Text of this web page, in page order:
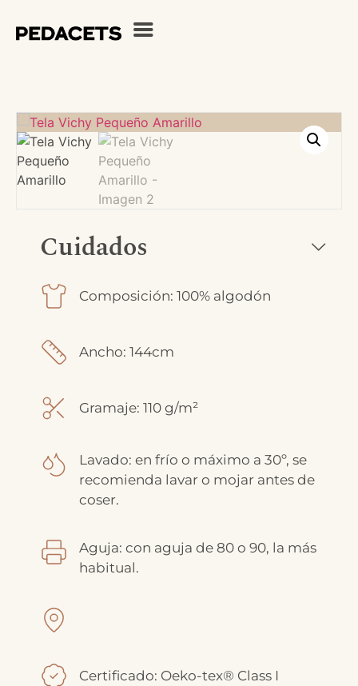
Cuidados
Composición: 100% algodón
Ancho: 144cm
Gramaje: 110 g/m²
Lavado: en frío o máximo a 30º, se
recomienda lavar o mojar antes de
coser.
Aguja: con aguja de 80 o 90, la más
habitual.
Certificado: Oeko-tex® Class I